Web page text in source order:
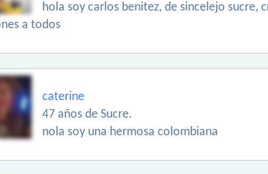
hola soy carlos benitez, de sincelejo
a todos
caterine
47 años de Sucre.
nola soy una hermosa colombiana